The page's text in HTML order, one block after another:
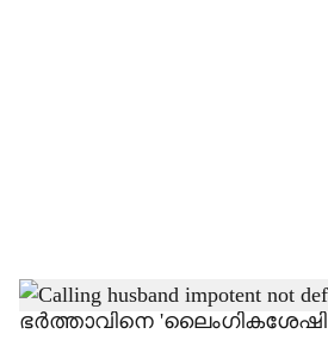
h
ഭർത്താവിനെ